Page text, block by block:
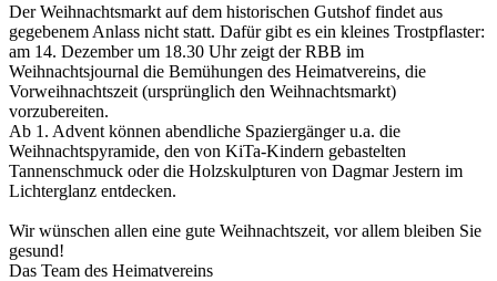
Der Weihnachtsmarkt auf dem historischen Gutshof findet aus
gegebenem Anlass nicht statt. Dafür gibt es ein kleines Trostpflaster:
am 14. Dezember um 18.30 Uhr zeigt der RBB im
Weihnachtsjournal die Bemühungen des Heimatvereins, die
Vorweihnachtszeit (ursprünglich den Weihnachtsmarkt)
vorzubereiten.
Ab 1. Advent können abendliche Spaziergänger u.a. die
Weihnachtspyramide, den von KiTa-Kindern gebastelten
Tannenschmuck oder die Holzskulpturen von Dagmar Jestern im
Lichterglanz entdecken.
Wir wünschen allen eine gute Weihnachtszeit, vor allem bleiben Sie
gesund!
Das Team des Heimatvereins